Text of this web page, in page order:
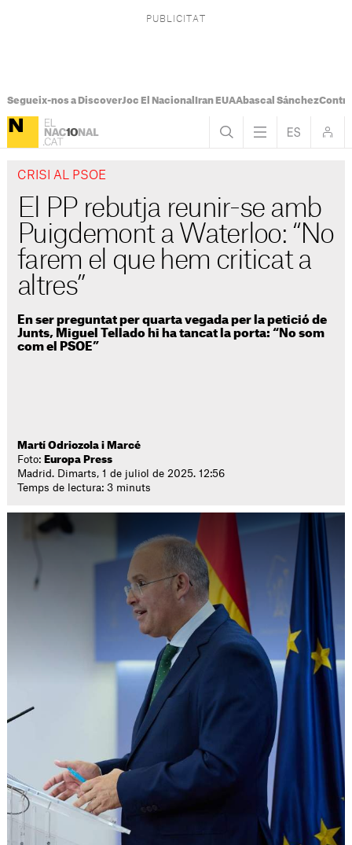
Segueix-nos a DiscoverJoc El Nacional Iran EUAAbascal Sánchez
CRISI AL PSOE
El PP rebutja reunir-se amb
Puigdemont a Waterloo: “No
farem el que hem criticat a
altres”
En ser preguntat per quarta vegada per la petició de
Junts, Miguel Tellado hi ha tancat la porta: “No som
com el PSOE”
Martí Odriozola i Marcé
Foto: Europa Press
Madrid. Dimarts, 1 de juliol de 2025. 12:56
Temps de lectura: 3 minuts